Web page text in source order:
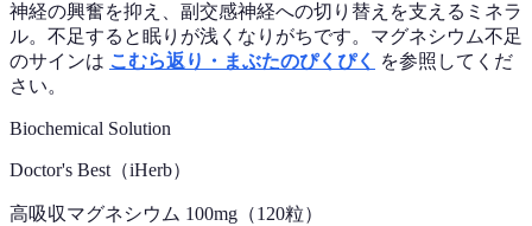
神経の興奮を抑え、副交感神経への切り替えを支えるミネラ
ル。不足すると眠りが浅くなりがちです。マグネシウム不足
のサインは こむら返り・まぶたのぴくぴく
を参照してくだ
さい。
Biochemical Solution
Doctor's Best（iHerb）
高吸収マグネシウム 100mg（120粒）